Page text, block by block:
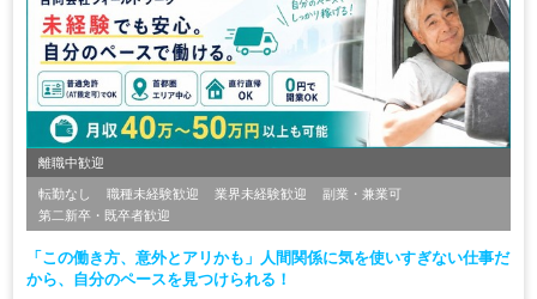
離職中歓迎
転勤なし 職種未経験歓迎 業界未経験歓迎
副業・兼業可
第二新卒・既卒者歓迎
「この働き方、意外とアリかも」人間関係に気を使いすぎない仕事だ
から、自分のペースを見つけられる！